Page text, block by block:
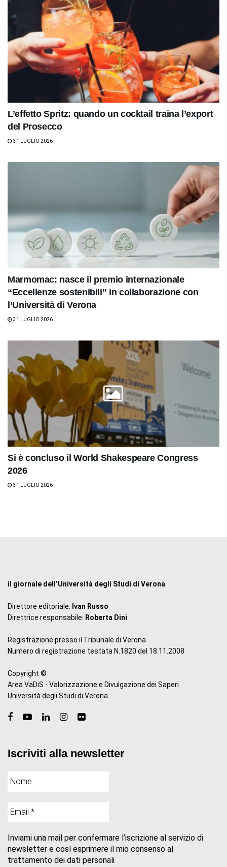
L’effetto Spritz: quando un cocktail traina l’export
del Prosecco
31 LUGLIO 2026
Marmomac: nasce il premio internazionale
“Eccellenze sostenibili” in collaborazione con
l’Università di Verona
31 LUGLIO 2026
Si è concluso il World Shakespeare Congress
2026
31 LUGLIO 2026
il giornale dell’Università degli Studi di Verona
Direttore editoriale: Ivan Russo
Direttrice responsabile: Roberta Dini
Registrazione presso il Tribunale di Verona
Numero di registrazione testata N.1820 del 18.11.2008
Copyright ©
Area VaDiS - Valorizzazione e Divulgazione dei Saperi
Università degli Studi di Verona
Iscriviti alla newsletter
Inviami una mail per confermare l’iscrizione al servizio di
newsletter e così esprimere il mio consenso al
trattamento dei dati personali